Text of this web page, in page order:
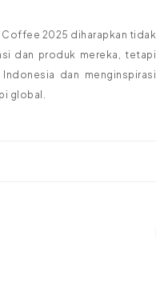
2025 diharapkan tidak
dan produk mereka, tetapi
dan menginspirasi
global.